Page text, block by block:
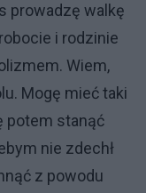
prowadzę walkę
i rodzinie
Wiem,
Mogę mieć taki
potem stanąć
nie zdechł
z powodu